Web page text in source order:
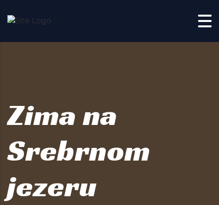
Zima na
Srebrnom
jezeru